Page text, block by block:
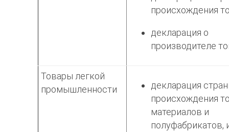
происхождения
декларация о
производителе
Товары легкой
промышленности
декларация
происхождения
материалов и
полуфабрикатов,